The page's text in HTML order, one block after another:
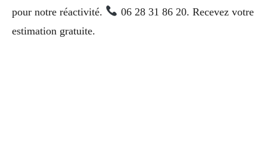
pour notre réactivité.
06 28 31 86 20. Recevez votre
estimation gratuite.